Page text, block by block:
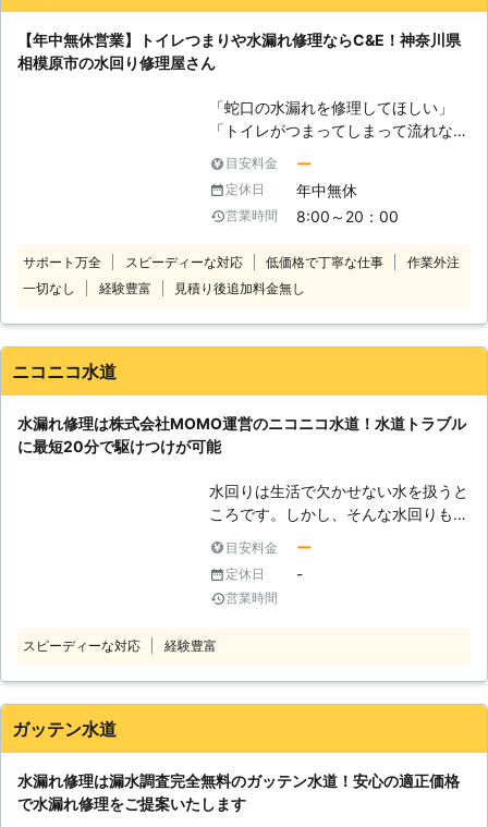
金のみです。
は配管などになにかしら異常が起きて
いるおそれもあります。自分でトラブ
までご連絡ください。当社がお客様に
代わってトラブル箇所を突き止め対処
いたします！ 当社は水漏れ修理など
の設備工事を年間200件以上対応して
きております。事前にお客様とお打ち
合わせさせて頂き、お客様に最適なプ
ランを提示させて頂きます。修理より
も交換のほうがよいなどアドバイスも
しておりますのでご不明点等ございま
【年中無休営業】トイレつまりや水漏れ修理ならC&E！神奈川県
相模原市の水回り修理屋さん
「蛇口の水漏れを修理してほしい」
「トイレがつまってしまって流れな
い！」 「給湯器から水が漏れてい
る」 こんなときは、C&Eにお任せ
を！この道10年以上のベテランスタ
ッフが解決に伺います。 地元の業者
ご相談ください。 地元に密着した迅
速丁寧な対応で、いつでもみなさまの
到着・対応しますよ。 水漏れなど水
にまつわるトラブルは早く解決したい
当店にご相談ください。個人店だから
相談から施工まで一貫対応で、お客様
のお困りごとをしっかり解決します。
【年中無休営業！急なトイレつまりで
もお任せ】 突然トイレがつまって
「トイレが使えない！」そんなピンチ
は年中無休で営業しているので、土日
でも対応できます。 急なトイレつま
りで「営業している業者はどこだろ
量に流してしまった！ こんなトイレ
つまりは、ラバーカップ（スッポン）
の10倍の力があるといわれるローポ
目安料金 ー
定休日 年中無休
営業時間 8:00～20：00
サポート万全 スピーディーな対応 低価格で丁寧な仕事
作業外注
一切なし
経験豊富 見積り後追加料金無し
ニコニコ水道
水漏れ修理は株式会社MOMO運営のニコニコ水道！水道トラブル
に最短20分で駆けつけが可能
水回りは生活で欠かせない水を扱うと
ころです。しかし、そんな水回りも蛇
漏れがおこってしまうことがありま
す。 「蛇口をきっちり締めてるのに
水が止まらないよ」 「シンク下が水
びちゃびちゃになってしまうな」 こ
を壊してしまうおそれがあります。ま
た、間違えてスペアのない備え付けの
目安料金 ー
定休日 -
営業時間
スピーディーな対応 経験豊富
ガッテン水道
水漏れ修理は漏水調査完全無料のガッテン水道！安心の適正価格
で水漏れ修理をご提案いたします